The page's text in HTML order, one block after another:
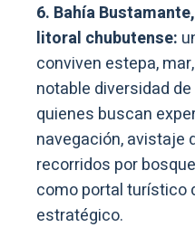
6. Bahía
litoral chubutense:
conviven estepa,
notable diversidad
quienes buscan
navegación, avistaje
recorridos por
como portal turístico
estratégico.